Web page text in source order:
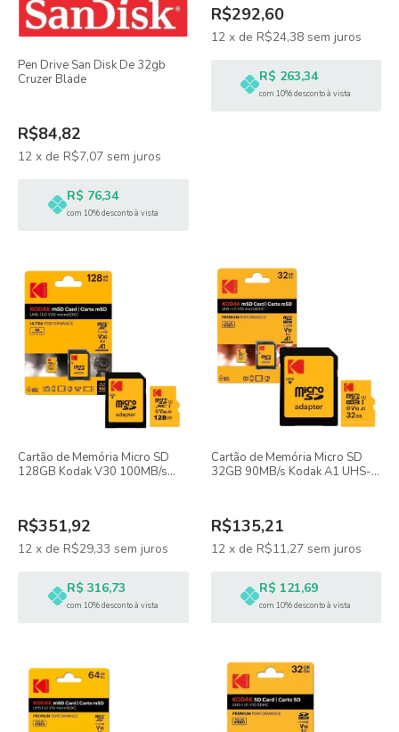
Pen Drive San Disk De 32gb
Cruzer Blade
R$84,82
12 x de R$7,07 sem juros
R$ 76,34
com 10% desconto à vista
R$292,60
12 x de R$24,38 sem juros
R$ 263,34
com 10% desconto à vista
Cartão de Memória Micro SD
128GB Kodak V30 100MB/s
R$351,92
12 x de R$29,33 sem juros
R$ 316,73
com 10% desconto à vista
Cartão de Memória Micro SD
32GB 90MB/s Kodak A1 UHS-I
R$135,21
12 x de R$11,27 sem juros
R$ 121,69
com 10% desconto à vista